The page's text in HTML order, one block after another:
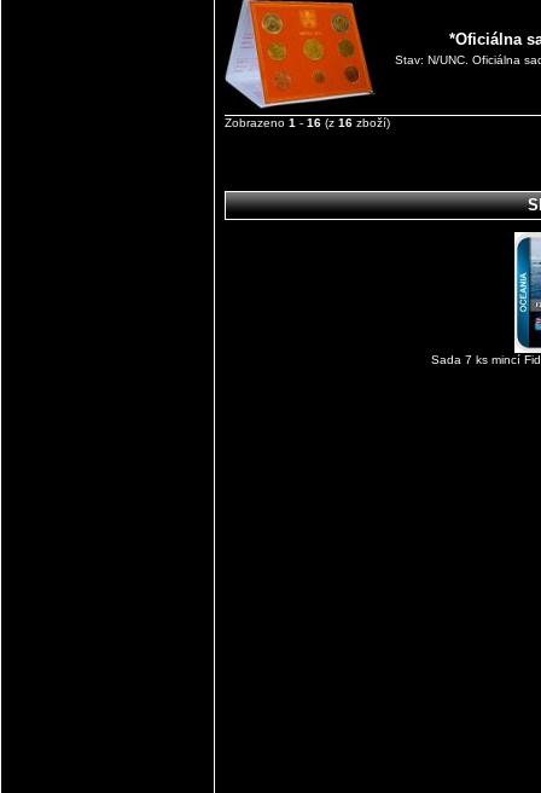
*Oficiálna
Stav: N/UNC. Oficiálna
Zobrazeno 1 - 16 (z 16 zboží)
Sada 7 ks mincí